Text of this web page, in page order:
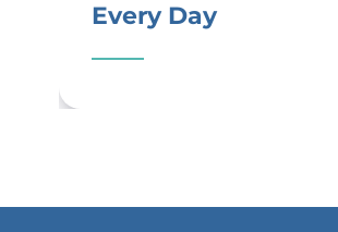
Every Day